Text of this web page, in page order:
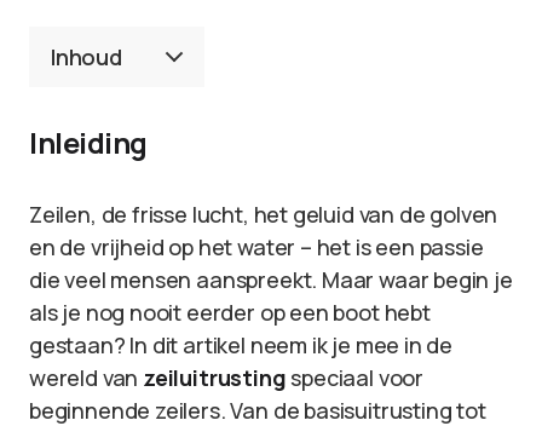
Inhoud
Inleiding
Zeilen, de frisse lucht, het geluid van de golven
en de vrijheid op het water – het is een passie
die veel mensen aanspreekt. Maar waar begin je
als je nog nooit eerder op een boot hebt
gestaan? In dit artikel neem ik je mee in de
wereld van zeiluitrustingspeciaal voor
beginnende zeilers. Van de basisuitrusting tot